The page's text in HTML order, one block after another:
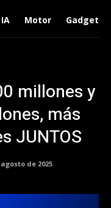
IA Motor Gadgets
millones y
más
JUNTOS
de 2025